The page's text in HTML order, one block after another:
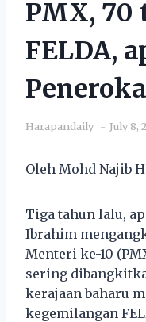
PMX, 70
FELDA,
Harapandaily July 8,
Oleh Mohd Najib
Tiga tahun lalu,
Ibrahim
Menteri ke-10
sering
kerajaan baharu
kegemilangan